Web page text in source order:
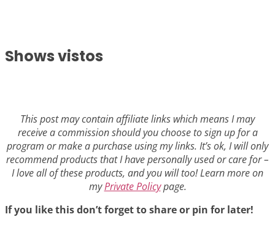
Shows vistos
This post may contain affiliate links which means I may
receive a commission should you choose to sign up for a
program or make a purchase using my links. It’s ok, I will only
recommend products that I have personally used or care for –
I love all of these products, and you will too! Learn more on
myPrivate Policypage.
If you like this don’t forget to share or pin for later!